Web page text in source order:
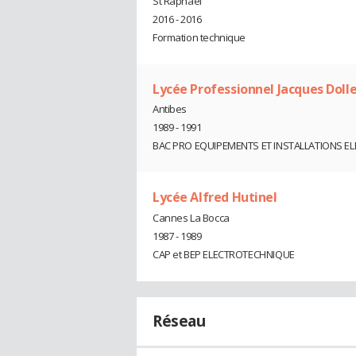
2016 - 2016
Formation technique
Lycée Professionnel Jacques Dolle
Antibes
1989 - 1991
BAC PRO EQUIPEMENTS ET INSTALLATIONS
Lycée Alfred Hutinel
Cannes La Bocca
1987 - 1989
CAP et BEP ELECTROTECHNIQUE
Réseau